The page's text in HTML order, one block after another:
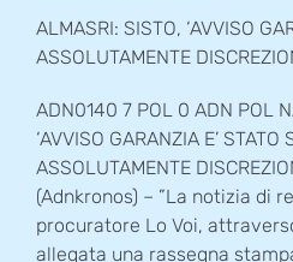
ALMASRI: SISTO, ‘AVVISO
ASSOLUTAMENTE
ADN0140 7 POL 0 ADN POL
‘AVVISO GARANZIA E’ STATO
ASSOLUTAMENTE
(Adnkronos) – ”La notizia di
procuratore Lo Voi,
allegata una rassegna